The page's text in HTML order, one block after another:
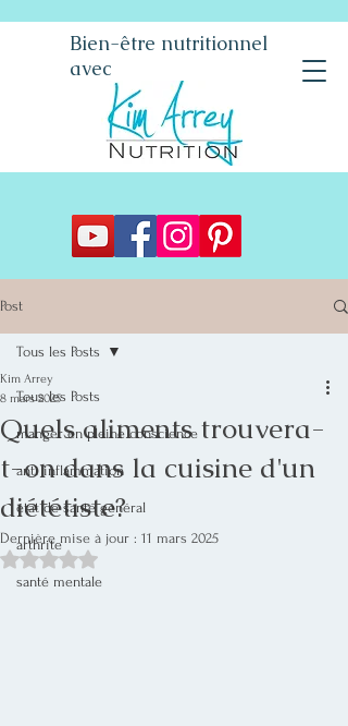
Bien-être nutritionnel
avec
Post
Tous les Posts
manger en pleine conscience
anti inflammation
état de santé général
arthrite
santé mentale
Tous les Posts
Quels aliments trouvera-
t-on dans la cuisine d'un
diététiste?
Kim Arrey
8 mars 2025
Dernière mise à jour : 11 mars 2025
Noté NaN étoiles sur 5.